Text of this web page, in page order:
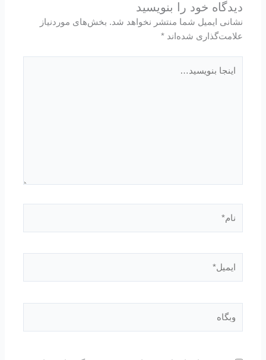
دیدگاه‌ خود را بنویسید
نشانی ایمیل شما منتشر نخواهد شد. بخش‌های موردنیاز
علامت‌گذاری شده‌اند*
بنویسید…